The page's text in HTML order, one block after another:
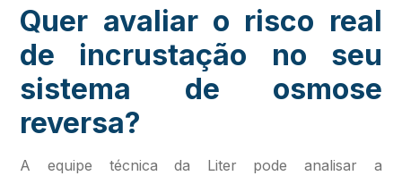
Quer avaliar o risco real
de incrustação no seu
sistema de osmose
reversa?
A equipe técnica da Liter pode analisar a